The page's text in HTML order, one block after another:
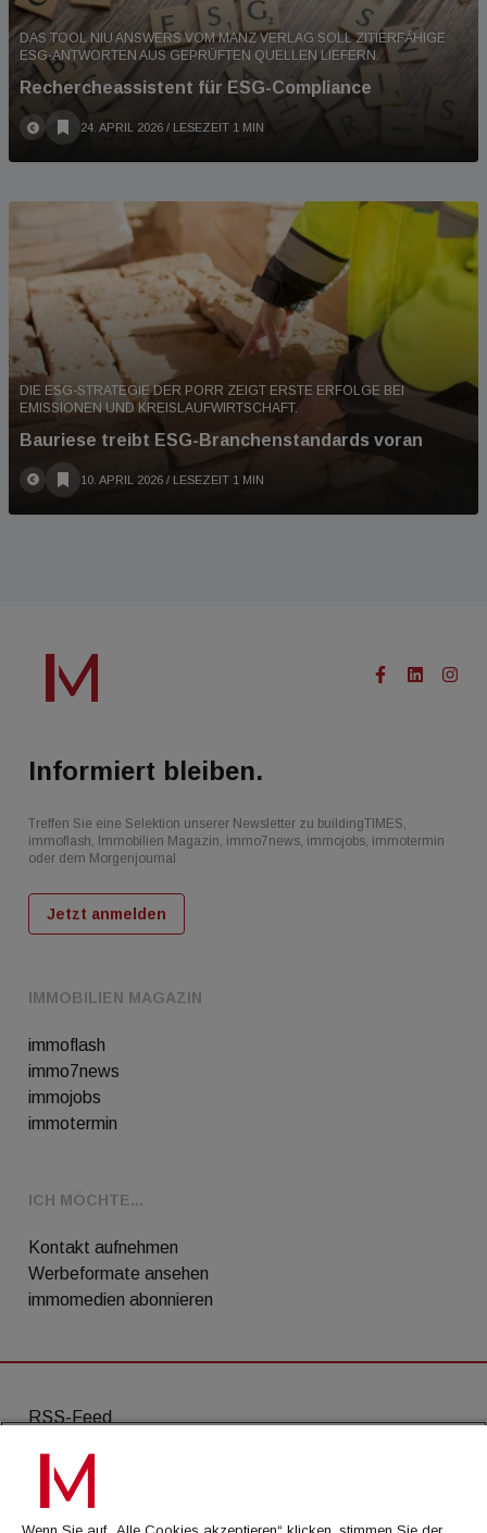
DAS TOOL NIU ANSWERS VOM MANZ VERLAG SOLL ZITIERFÄHIGE
ESG-ANTWORTEN AUS GEPRÜFTEN QUELLEN LIEFERN.
Rechercheassistent für ESG-Compliance
24. APRIL 2026 / LESEZEIT 1 MIN
DIE ESG-STRATEGIE DER PORR ZEIGT ERSTE ERFOLGE BEI
EMISSIONEN UND KREISLAUFWIRTSCHAFT.
Bauriese treibt ESG-Branchenstandards voran
10. APRIL 2026 / LESEZEIT 1 MIN
IMMOBILIEN MAGAZIN
immoflash
immo7news
immojobs
immotermin
ICH MÖCHTE...
Kontakt aufnehmen
Werbeformate ansehen
immomedien abonnieren
Informiert bleiben.
Treffen Sie eine Selektion unserer Newsletter zu buildingTIMES,
immoflash, Immobilien Magazin, immo7news, immojobs, immotermin
oder dem Morgenjournal
Jetzt anmelden
RSS-Feed
AGB
Datenschutz